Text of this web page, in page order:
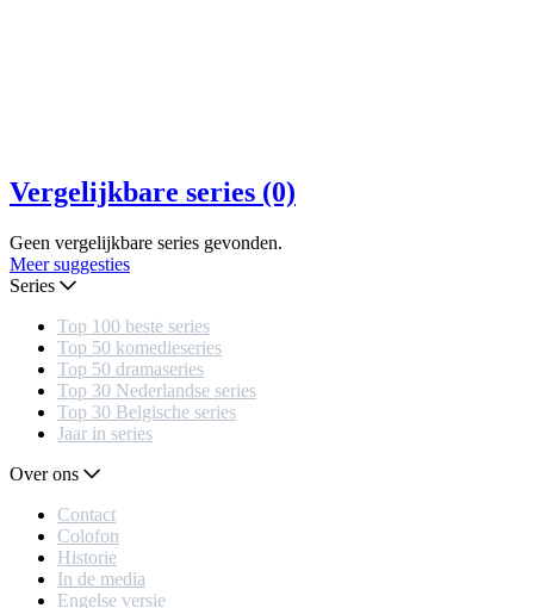
Vergelijkbare series (0)
Geen vergelijkbare series gevonden.
Meer suggesties
Series
Top 100 beste series
Top 50 komedieseries
Top 50 dramaseries
Top 30 Nederlandse series
Top 30 Belgische series
Jaar in series
Over ons
Contact
Colofon
Historie
In de media
Engelse versie